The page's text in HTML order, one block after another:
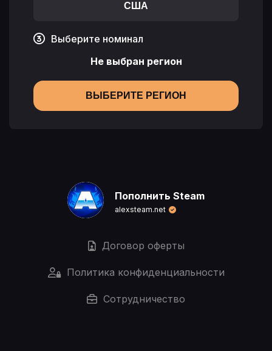
США
Выберите номинал
Не выбран регион
ВЫБЕРИТЕ РЕГИОН
Пополнить Steam
alexsteam.net
Договор оферты
Политика конфиденциальности
Сотрудничество